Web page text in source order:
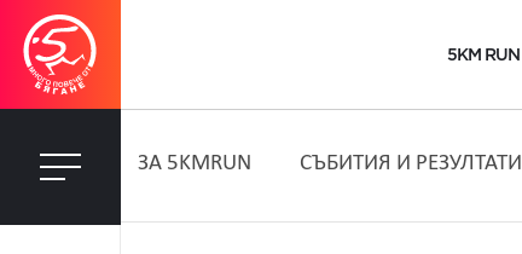
5KM RUN
ЗA 5KMRUN СЪБИТИЯ И РЕЗУЛТАТИ